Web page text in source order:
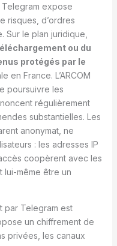
Telegram expose
risques, d’ordres
Sur le plan juridique,
ou du
protégés par le
en France. L’ARCOM
poursuivre les
régulièrement
substantielles. Les
anonymat, ne
: les adresses IP
coopèrent avec les
lui-même être un
par Telegram est
un chiffrement de
privées, les canaux